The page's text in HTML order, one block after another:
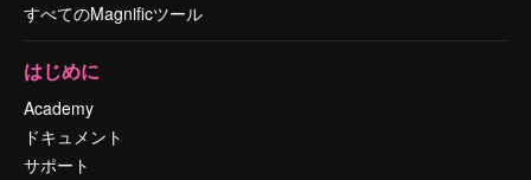
すべてのMagnificツール
はじめに
Academy
ドキュメント
サポート